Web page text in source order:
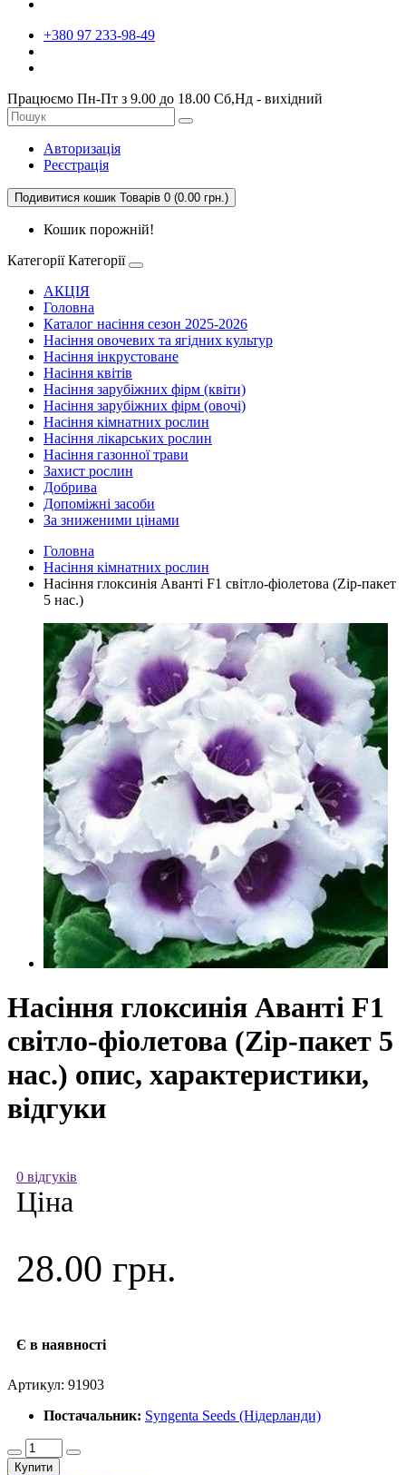
+380 97 233-98-49
Працюємо Пн-Пт з 9.00 до 18.00 Сб,Нд - вихідний
Авторизація
Реєстрація
Подивитися кошик Товарів 0 (0.00 грн.)
Кошик порожній!
Категорії Категорії
АКЦІЯ
Головна
Каталог насіння сезон 2025-2026
Насіння овочевих та ягідних культур
Насіння інкрустоване
Насіння квітів
Насіння зарубіжних фірм (квіти)
Насіння зарубіжних фірм (овочі)
Насіння кімнатних рослин
Насіння лікарських рослин
Насіння газонної трави
Захист рослин
Добрива
Допоміжні засоби
За зниженими цінами
Головна
Насіння кімнатних рослин
Насіння глоксинія Аванті F1 світло-фіолетова (Zip-пакет
5 нас.)
Насіння глоксинія Аванті F1
світло-фіолетова (Zip-пакет 5
нас.) опис, характеристики,
відгуки
0 відгуків
Ціна
28.00 грн.
Є в наявності
Артикул: 91903
Постачальник: Syngenta Seeds (Нідерланди)
Купити